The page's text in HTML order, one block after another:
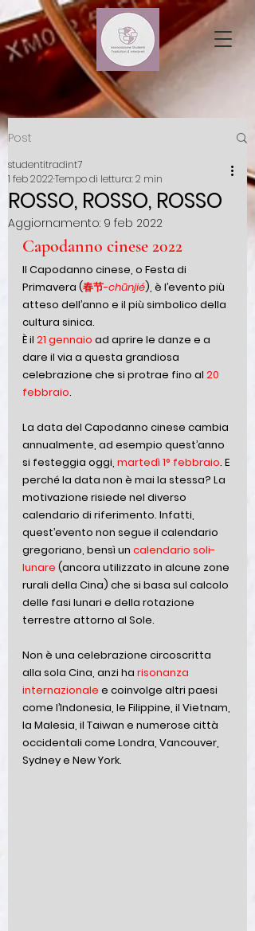
Post
ROSSO, ROSSO, ROSSO
studentitradint7
1 feb 2022Tempo di lettura: 2 min
Aggiornamento: 9 feb 2022
Capodanno cinese 2022
Il Capodanno cinese, o Festa di
Primavera (春节-chūnjié), è l’evento più
atteso dell’anno e il più simbolico della
cultura sinica.
È il 21 gennaio ad aprire le danze e a
dare il via a questa grandiosa
celebrazione che si protrae fino al 20
febbraio.
La data del Capodanno cinese cambia
annualmente, ad esempio quest’anno
si festeggia oggi, martedì 1° febbraio. E
perché la data non è mai la stessa? La
motivazione risiede nel diverso
calendario di riferimento. Infatti,
quest’evento non segue il calendario
gregoriano, bensì un calendario soli-
lunare (ancora utilizzato in alcune zone
rurali della Cina) che si basa sul calcolo
delle fasi lunari e della rotazione
terrestre attorno al Sole.
Non è una celebrazione circoscritta
alla sola Cina, anzi ha risonanza
internazionale e coinvolge altri paesi
come l’Indonesia, le Filippine, il Vietnam,
la Malesia, il Taiwan e numerose città
occidentali come Londra, Vancouver,
Sydney e New York.